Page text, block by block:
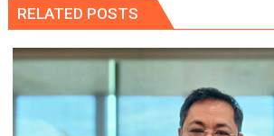
RELATED POSTS